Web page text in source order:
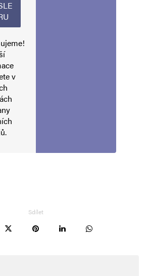
v
.
Sdílet